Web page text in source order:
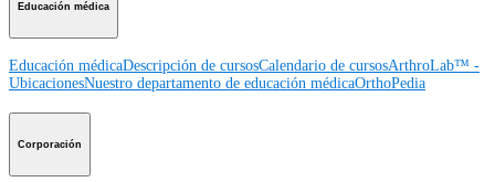
Educación médica
Educación médicaDescripción de cursosCalendario de cursosArthroLab™ -
UbicacionesNuestro departamento de educación médicaOrthoPedia
Corporación